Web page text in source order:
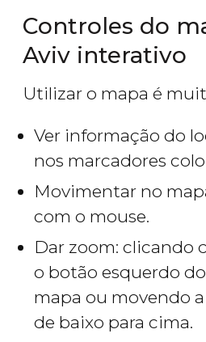
Controles do
Aviv interativo
Utilizar o mapa é
Ver informação do
nos marcadores
Movimentar no
com o mouse.
Dar zoom: clicando
o botão esquerdo
mapa ou movendo
de baixo para cima.